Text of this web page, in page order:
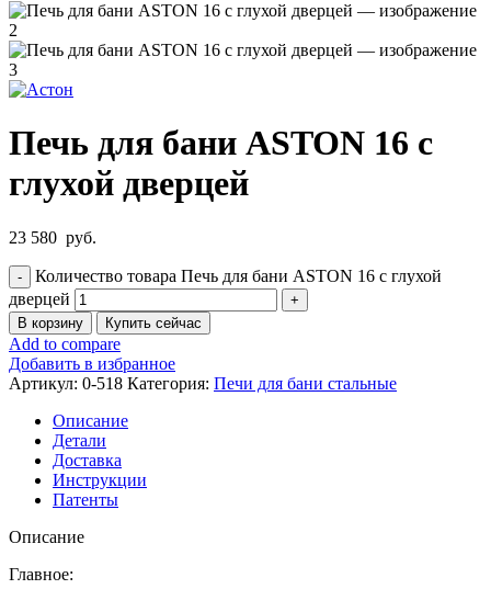
Печь для бани ASTON 16 с
глухой дверцей
23 580 руб.
Количество товара Печь для бани ASTON 16 с глухой
дверцей
В корзину Купить сейчас
Add to compare
Добавить в избранное
Артикул: 0-518 Категория: Печи для бани стальные
Описание
Детали
Доставка
Инструкции
Патенты
Описание
Главное: